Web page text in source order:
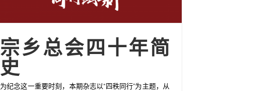
宗乡总会四十年简
史
为纪念这一重要时刻，本期杂志以“四秩同行”为主题，从